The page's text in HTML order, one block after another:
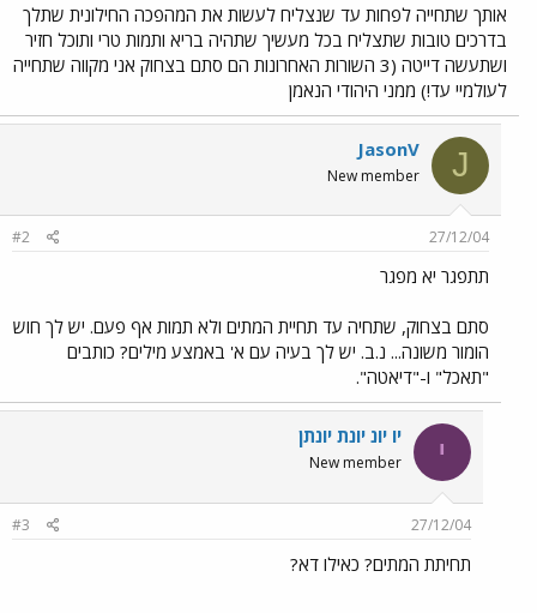
אותך שתחייה לפחות עד שנצליח לעשות את המהפכה החילונית שתלך
בדרכים טובות שתצליח בכל מעשיך שתהיה בריא ותמות טרי ותוכל חזיר
ושתעשה דייטה (3 השורות האחרונות הם סתם בצחוק אני מקווה שתחייה
לעולמיי עד!) ממני היהודי הנאמן
J
JasonV
New member
27/12/04
#2
תתפגר יא מפגר
סתם בצחוק, שתחיה עד תחיית המתים ולא תמות אף פעם. יש לך חוש
הומור משונה... נ.ב. יש לך בעיה עם א' באמצע מילים? כותבים
"תאכל" ו-"דיאטה".
י יו יונ יונת יונתן
New member
27/12/04
#3
תחיתת המתים? כאילו דא?